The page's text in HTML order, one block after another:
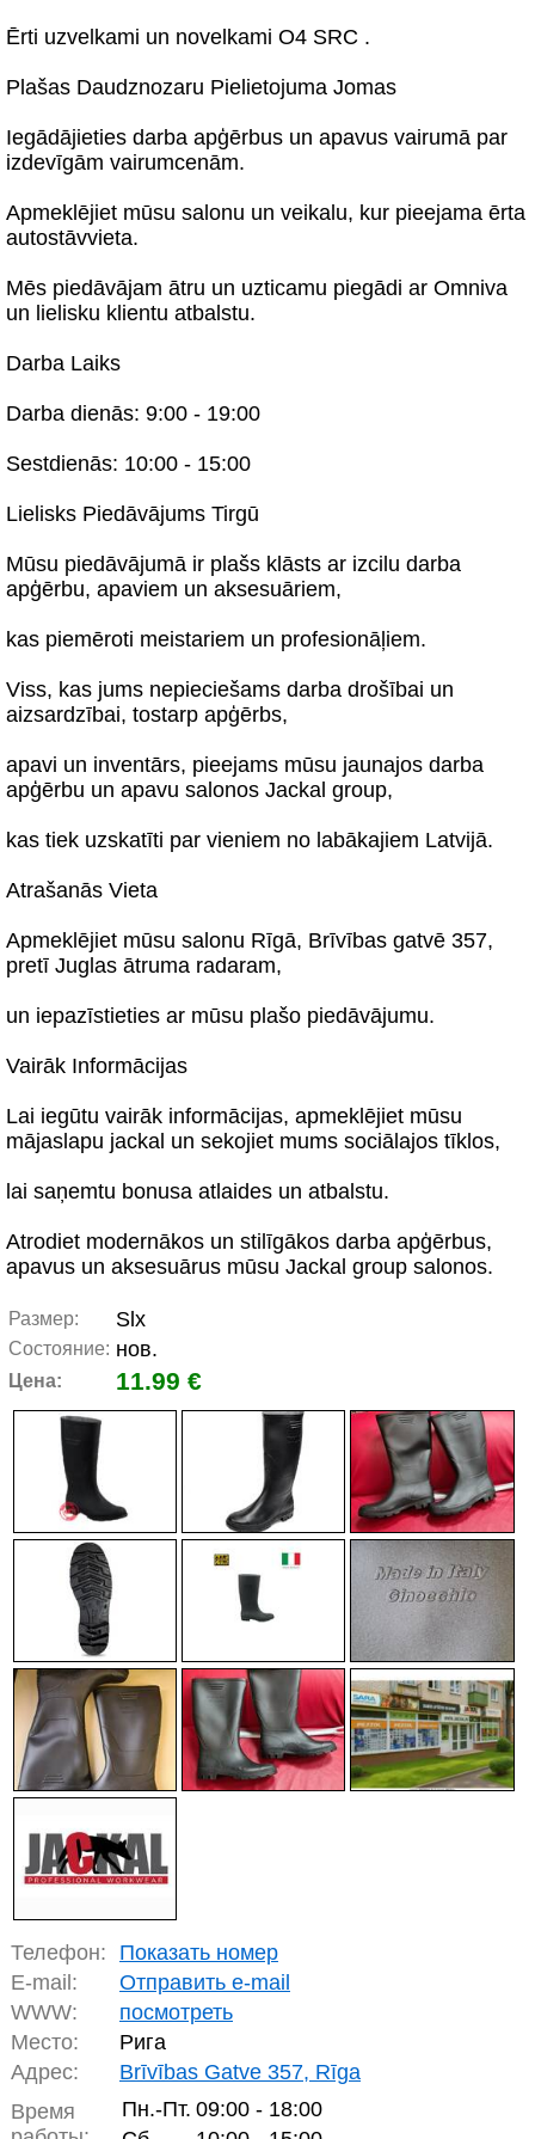
Ērti uzvelkami un novelkami O4 SRC .
Plašas Daudznozaru Pielietojuma Jomas
Iegādājieties darba apģērbus un apavus vairumā par
izdevīgām vairumcenām.
Apmeklējiet mūsu salonu un veikalu, kur pieejama ērta
autostāvvieta.
Mēs piedāvājam ātru un uzticamu piegādi ar Omniva
un lielisku klientu atbalstu.
Darba Laiks
Darba dienās: 9:00 - 19:00
Sestdienās: 10:00 - 15:00
Lielisks Piedāvājums Tirgū
Mūsu piedāvājumā ir plašs klāsts ar izcilu darba
apģērbu, apaviem un aksesuāriem,
kas piemēroti meistariem un profesionāļiem.
Viss, kas jums nepieciešams darba drošībai un
aizsardzībai, tostarp apģērbs,
apavi un inventārs, pieejams mūsu jaunajos darba
apģērbu un apavu salonos Jackal group,
kas tiek uzskatīti par vieniem no labākajiem Latvijā.
Atrašanās Vieta
Apmeklējiet mūsu salonu Rīgā, Brīvības gatvē 357,
pretī Juglas ātruma radaram,
un iepazīstieties ar mūsu plašo piedāvājumu.
Vairāk Informācijas
Lai iegūtu vairāk informācijas, apmeklējiet mūsu
mājaslapu jackal un sekojiet mums sociālajos tīklos,
lai saņemtu bonusa atlaides un atbalstu.
Atrodiet modernākos un stilīgākos darba apģērbus,
apavus un aksesuārus mūsu Jackal group salonos.
Размер: Slx
Состояние: нов.
Цена: 11.99 €
Телефон:
Показать номер
E-mail:
Отправить e-mail
WWW:
посмотреть
Место:
Рига
Адрес:
Brīvības Gatve 357, Rīga
Время
Пн.-Пт. 09:00 - 18:00